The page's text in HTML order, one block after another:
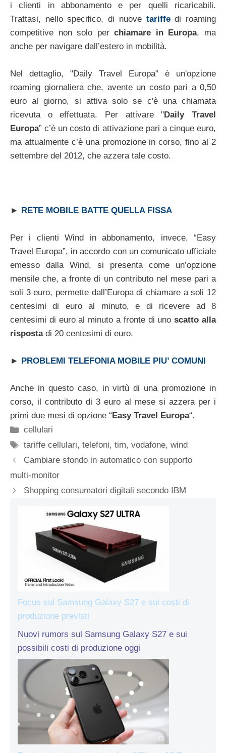
i clienti in abbonamento e per quelli ricaricabili.
Trattasi, nello specifico, di nuove tariffedi roaming
competitive non solo perchiamare in Europa, ma
anche per navigare dall’estero in mobilità.
Nel dettaglio, "Daily Travel Europa" è un'opzione
roaming giornaliera che, avente un costo pari a 0,50
euro al giorno, si attiva solo se c'è una chiamata
ricevuta o effettuata. Per attivare "Daily Travel
Europa” c’è un costo di attivazione pari a cinque euro,
ma attualmente c’è una promozione in corso, fino al 2
settembre del 2012, che azzera tale costo.
► RETE MOBILE BATTE QUELLA FISSA
Per i clienti Wind in abbonamento, invece, “Easy
Travel Europa”, in accordo con un comunicato ufficiale
emesso dalla Wind, si presenta come un’opzione
mensile che, a fronte di un contributo nel mese pari a
soli 3 euro, permette dall’Europa di chiamare a soli 12
centesimi di euro al minuto, e di ricevere ad 8
centesimi di euro al minuto a fronte di unoscatto alla
rispostadi 20 centesimi di euro.
► PROBLEMI TELEFONIA MOBILE PIU’ COMUNI
Anche in questo caso, in virtù di una promozione in
corso, il contributo di 3 euro al mese si azzera per i
primi due mesi di opzione “ Easy Travel Europa“.
Categorie
cellulari
Tag
tariffe cellulari,telefoni,tim,vodafone,wind
Cambiare sfondo in automatico con supporto
multi-monitor
Shopping consumatori digitali secondo IBM
Focus sul Samsung Galaxy S27 e sui costi di
produzione previsti
Nuovi rumors sul Samsung Galaxy S27 e sui
possibili costi di produzione oggi